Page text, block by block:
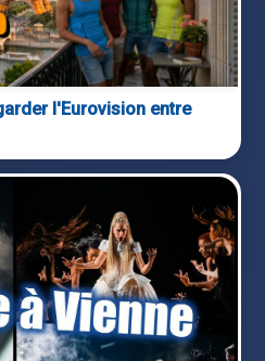
l'Eurovision entre